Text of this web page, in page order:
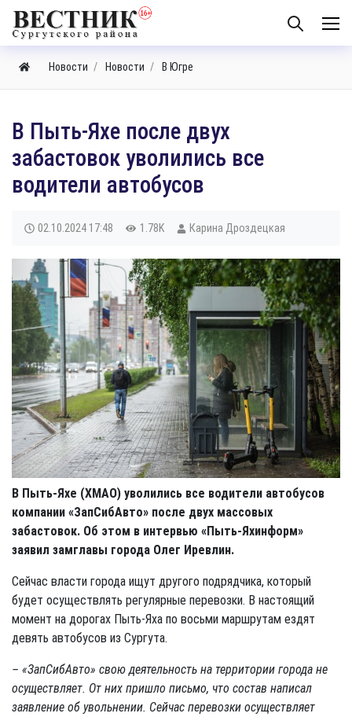
Новости Новости В Югре
В Пыть-Яхе после двух
забастовок уволились все
водители автобусов
02.10.2024 17:48 1.78K Карина Дроздецкая
В Пыть-Яхе (ХМАО) уволились все водители автобусов
компании «ЗапСибАвто» после двух массовых
забастовок. Об этом в интервью «Пыть-Яхинформ»
заявил замглавы города Олег Иревлин.
Сейчас власти города ищут другого подрядчика, который
будет осуществлять регулярные перевозки. В настоящий
момент на дорогах Пыть-Яха по восьми маршрутам ездят
девять автобусов из Сургута.
– «ЗапСибАвто» свою деятельность на территории города не
осуществляет. От них пришло письмо, что состав написал
заявление об увольнении. Сейчас перевозки осуществляет